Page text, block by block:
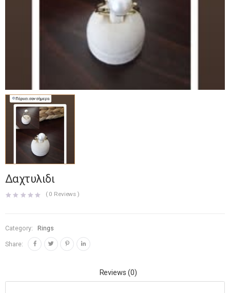
Δαχτυλιδι
( 0 Reviews )
Category: Rings
Share:
Reviews (0)